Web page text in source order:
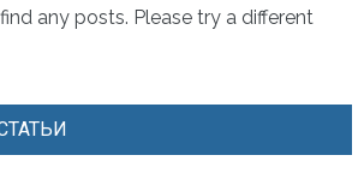
any posts. Please try a different